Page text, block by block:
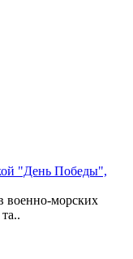
"День Победы",
морских